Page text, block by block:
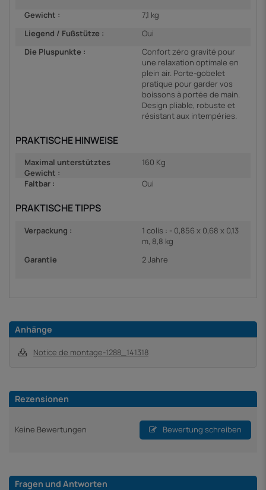
Gewicht :
7,1 kg
Liegend / Fußstütze :
Oui
Die Pluspunkte :
Confort zéro gravité pour
une relaxation optimale en
plein air. Porte-gobelet
pratique pour garder vos
boissons à portée de main.
Design pliable, robuste et
résistant aux intempéries.
PRAKTISCHE HINWEISE
Maximal unterstütztes
Gewicht :
160 Kg
Faltbar :
Oui
PRAKTISCHE TIPPS
Verpackung :
1 colis : - 0,856 x 0,68 x 0,13
m, 8,8 kg
Garantie
2 Jahre
Anhänge
Notice de montage-1288_141318
Rezensionen
Keine Bewertungen Bewertung schreiben
Fragen und Antworten